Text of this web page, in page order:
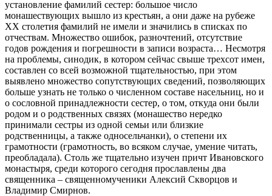
установление фамилий сестер: большое число
монашествующих вышло из крестьян, а они даже на рубеже
ХХ столетия фамилий не имели и значились в списках по
отчествам. Множество ошибок, разночтений, отсутствие
годов рождения и погрешности в записи возраста… Несмотря
на проблемы, синодик, в котором сейчас свыше трехсот имен,
составлен со всей возможной тщательностью, при этом
выявлено множество сопутствующих сведений, позволяющих
больше узнать не только о численном составе насельниц, но и
о сословной принадлежности сестер, о том, откуда они были
родом и о родственных связях (монашество нередко
принимали сестры из одной семьи или близкие
родственницы, а также односельчанки), о степени их
грамотности (грамотность, во всяком случае, умение читать,
преобладала). Столь же тщательно изучен причт Ивановского
монастыря, среди которого сегодня прославлены два
священника – священномученики Алексий Скворцов и
Владимир Смирнов.